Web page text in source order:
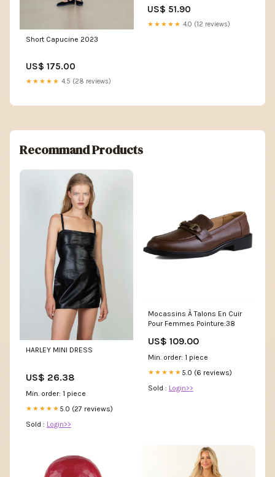
Short Capucine 2023
US$ 175.00
★★★★★ 4.5 (28 reviews)
US$ 51.90
★★★★★ 4.0 (12 reviews)
Recommand Products
HARLEY MINI DRESS
US$ 26.38
Min. order: 1 piece
★★★★★ 5.0 (27 reviews)
Sold : Login>>
Mocassins À Talons En Cuir
Pour Femmes Pointure:38
US$ 109.00
Min. order: 1 piece
★★★★★ 5.0 (6 reviews)
Sold : Login>>